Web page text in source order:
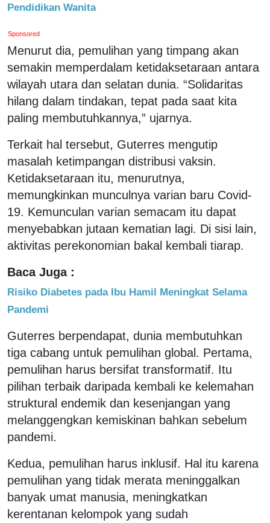
Pendidikan Wanita
Sponsored
Menurut dia, pemulihan yang timpang akan
semakin memperdalam ketidaksetaraan antara
wilayah utara dan selatan dunia. “Solidaritas
hilang dalam tindakan, tepat pada saat kita
paling membutuhkannya,” ujarnya.
Terkait hal tersebut, Guterres mengutip
masalah ketimpangan distribusi vaksin.
Ketidaksetaraan itu, menurutnya,
memungkinkan munculnya varian baru Covid-
19. Kemunculan varian semacam itu dapat
menyebabkan jutaan kematian lagi. Di sisi lain,
aktivitas perekonomian bakal kembali tiarap.
Baca Juga :
Risiko Diabetes pada Ibu Hamil Meningkat Selama
Pandemi
Guterres berpendapat, dunia membutuhkan
tiga cabang untuk pemulihan global. Pertama,
pemulihan harus bersifat transformatif. Itu
pilihan terbaik daripada kembali ke kelemahan
struktural endemik dan kesenjangan yang
melanggengkan kemiskinan bahkan sebelum
pandemi.
Kedua, pemulihan harus inklusif. Hal itu karena
pemulihan yang tidak merata meninggalkan
banyak umat manusia, meningkatkan
kerentanan kelompok yang sudah